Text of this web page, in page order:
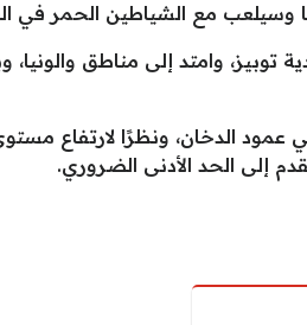
وسيلعب مع الشياطين الحمر في
وامتد إلى مناطق والونيا،
الدخان، ونظرًا لارتفاع
إلى الحد الأدنى الضروري.